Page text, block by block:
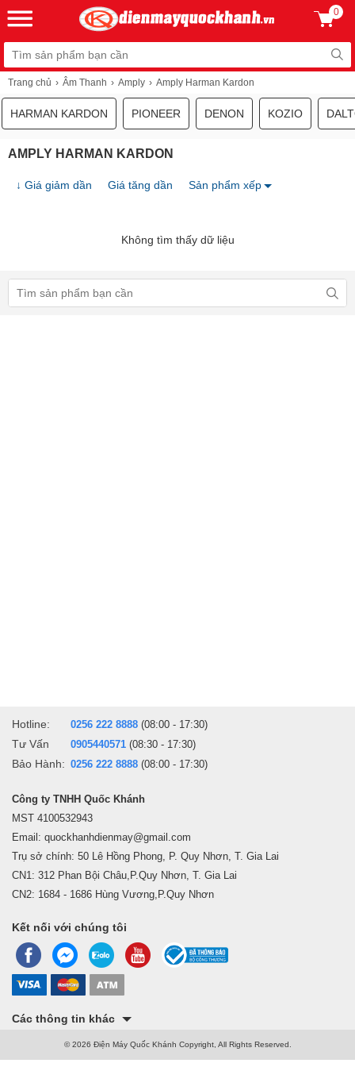
0
Trang chủ Âm Thanh Amply Amply Harman Kardon
HARMAN KARDON PIONEER DENON KOZIO
AMPLY HARMAN KARDON
↓ Giá giảm dần Giá tăng dần Sản phẩm xếp
Không tìm thấy dữ liệu
Hotline: 0256 222 8888 (08:00 - 17:30)
Tư Vấn 0905440571 (08:30 - 17:30)
Bảo Hành: 0256 222 8888 (08:00 - 17:30)
Công ty TNHH Quốc Khánh
MST 4100532943
Email: quockhanhdienmay@gmail.com
Trụ sở chính: 50 Lê Hồng Phong, P. Quy Nhơn, T. Gia Lai
CN1: 312 Phan Bội Châu,P.Quy Nhơn, T. Gia Lai
CN2: 1684 - 1686 Hùng Vương,P.Quy Nhơn
Kết nối với chúng tôi
Các thông tin khác
© 2026 Điện Máy Quốc Khánh Copyright, All Rights Reserved.